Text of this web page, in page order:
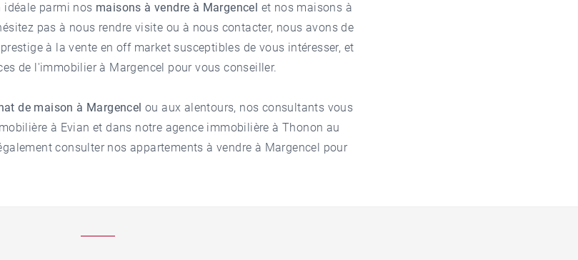
idéale parmi nos maisons à vendre à Margencel et nos maisons à
pas à nous rendre visite ou à nous contacter, nous avons de
à la vente en off market susceptibles de vous intéresser, et
de l'immobilier à Margencel pour vous conseiller.
de maison à Margencel ou aux alentours, nos consultants vous
à Evian et dans notre agence immobilière à Thonon au
consulter nos appartements à vendre à Margencel pour